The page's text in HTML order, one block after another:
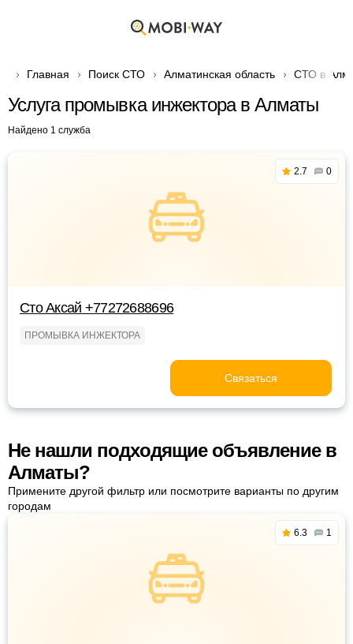
Главная Поиск СТО Алматинская область СТО в
Услуга промывка инжектора в Алматы
Найдено 1 служба
2.7 0
Сто Аксай +77272688696
ПРОМЫВКА ИНЖЕКТОРА
Связаться
Не нашли подходящие объявление в
Алматы?
Примените другой фильтр или посмотрите варианты по другим
городам
6.3 1